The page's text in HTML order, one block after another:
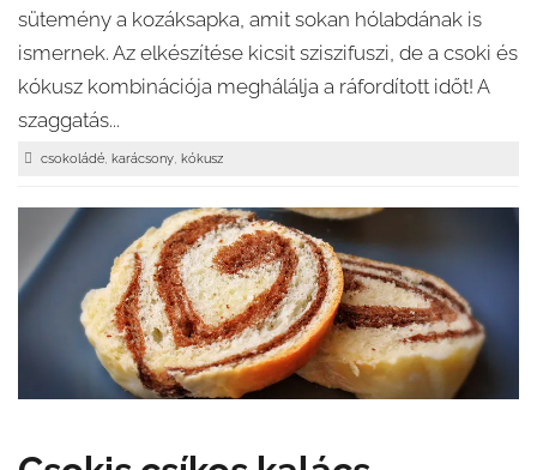
sütemény a kozáksapka, amit sokan hólabdának is
ismernek. Az elkészítése kicsit sziszifuszi, de a csoki és
kókusz kombinációja meghálálja a ráfordított időt! A
szaggatás...
csokoládé, karácsony, kókusz